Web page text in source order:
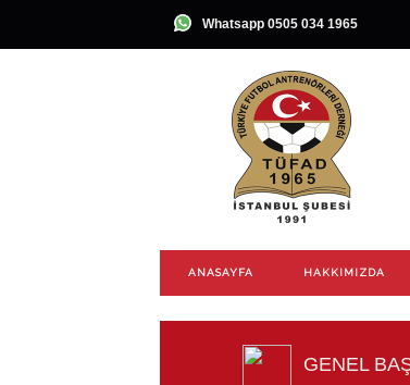
Whatsapp 0505 034 1965
ANASAYFA HAKKIMIZDA
GENEL